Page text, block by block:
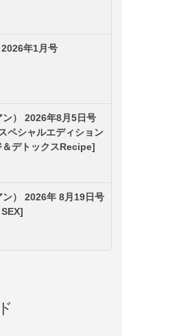
年1月号
） 2026年8月5日号
ペシャルエディション
デトックスRecipe]
） 2026年 8月19日号